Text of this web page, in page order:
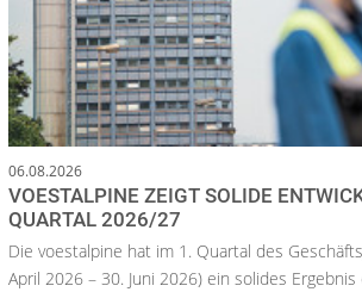
06.08.2026
VOESTALPINE ZEIGT SOLIDE
QUARTAL 2026/27
Die voestalpine hat im 1. Quartal des
April 2026 – 30. Juni 2026) ein solides